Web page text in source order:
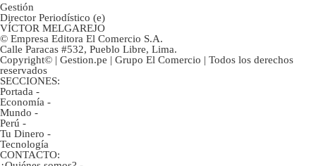
Gestión
Director Periodístico (e)
VÍCTOR MELGAREJO
© Empresa Editora El Comercio S.A.
Calle Paracas #532, Pueblo Libre, Lima.
Copyright© | Gestion.pe | Grupo El Comercio | Todos los derechos
reservados
SECCIONES:
Portada -
Economía -
Mundo -
Perú -
Tu Dinero -
Tecnología
CONTACTO: